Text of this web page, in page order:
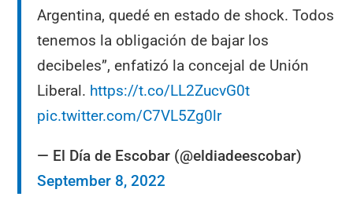
Argentina, quedé en estado de shock. Todos
tenemos la obligación de bajar los
decibeles”, enfatizó la concejal de Unión
Liberal. https://t.co/LL2ZucvG0t
pic.twitter.com/C7VL5Zg0lr
— El Día de Escobar (@eldiadeescobar)
September 8, 2022